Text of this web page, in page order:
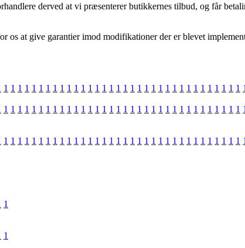
derved at vi præsenterer butikkernes tilbud, og får
at give garantier imod modifikationer der er blevet
1 1 1 1 1 1 1 1 1 1 1 1 1 1 1 1 1 1 1 1 1 1 1 1 1 1 1 1 1 1 1 1 1 1 1
1 1 1 1 1 1 1 1 1 1 1 1 1 1 1 1 1 1 1 1 1 1 1 1 1 1 1 1 1 1 1 1 1 1 1
1 1 1 1 1 1 1 1 1 1 1 1 1 1 1 1 1 1 1 1 1 1 1 1 1 1 1 1 1 1 1 1 1 1 1
1
1